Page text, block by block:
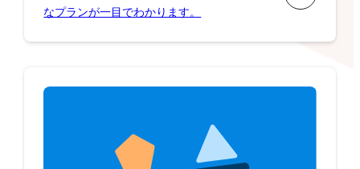
なプランが一目でわかります。